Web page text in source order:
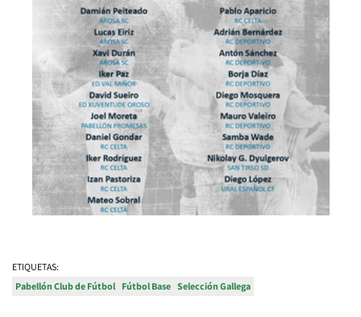
ETIQUETAS:
Pabellón Club de Fútbol Fútbol Base Selección Gallega